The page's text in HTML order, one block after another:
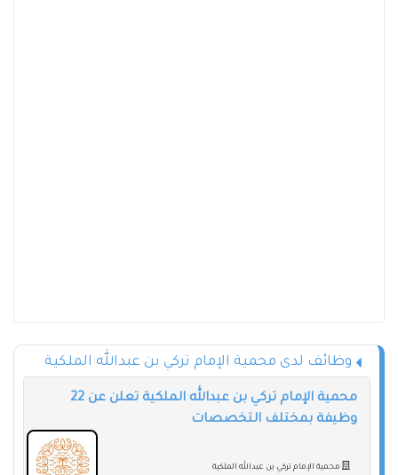
وظائف لدى محمية الإمام تركي بن عبدالله الملكية
محمية الإمام تركي بن عبدالله الملكية تعلن عن 22
وظيفة بمختلف التخصصات
محمية الإمام تركي بن عبدالله الملكية